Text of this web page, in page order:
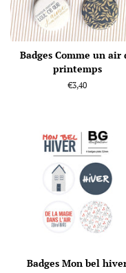
Badges Comme un air
printemps
Prix
€3,40
Badges Mon bel